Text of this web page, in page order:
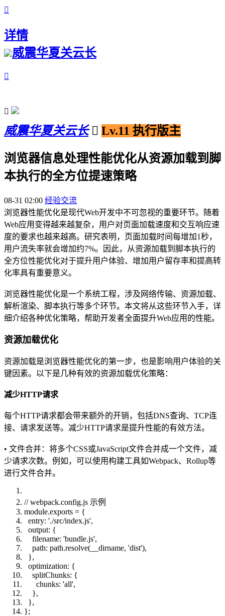

详情
威震华夏关云长


威震华夏关云长  Lv.11 执行版主
浏览器信息处理性能优化从资源加载到脚
本执行的全方位提速策略
08-31 02:00 经验交流
浏览器性能优化是现代Web开发中不可忽视的重要环节。随着
Web应用变得越来越复杂，用户对页面加载速度和交互响应速
度的要求也越来越高。研究表明，页面加载时间每增加1秒，
用户流失率就会增加约7%。因此，从资源加载到脚本执行的
全方位性能优化对于提升用户体验、增加用户留存率和提高转
化率具有重要意义。
浏览器性能优化是一个系统工程，涉及网络传输、资源加载、
解析渲染、脚本执行等多个环节。本文将从这些环节入手，详
细介绍各种优化策略，帮助开发者全面提升Web应用的性能。
资源加载优化
资源加载是浏览器性能优化的第一步，也是影响用户体验的关
键因素。以下是几种有效的资源加载优化策略：
减少HTTP请求
每个HTTP请求都会带来额外的开销，包括DNS查询、TCP连
接、请求发送等。减少HTTP请求是提升性能的有效方法。
• 文件合并：将多个CSS或JavaScript文件合并成一个文件，减
少请求次数。例如，可以使用构建工具如Webpack、Rollup等
进行文件合并。
// webpack.config.js 示例
module.exports = {
entry: './src/index.js',
output: {
filename: 'bundle.js',
path: path.resolve(__dirname, 'dist'),
},
optimization: {
splitChunks: {
chunks: 'all',
},
},
};